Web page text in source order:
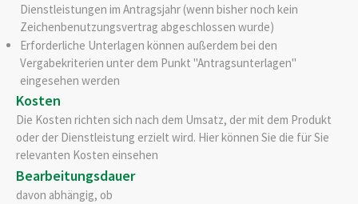
Dienstleistungen im Antragsjahr (wenn bisher noch kein
Zeichenbenutzungsvertrag abgeschlossen wurde)
Erforderliche Unterlagen können außerdem bei den
Vergabekriterien unter dem Punkt "Antragsunterlagen"
eingesehen werden
Kosten
Die Kosten richten sich nach dem Umsatz, der mit dem Produkt
oder der Dienstleistung erzielt wird. Hier können Sie die für Sie
relevanten Kosten einsehen
Bearbeitungsdauer
davon abhängig, ob